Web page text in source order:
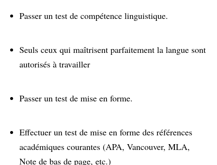
Passer un test de compétence linguistique.
Seuls ceux qui maîtrisent parfaitement la langue sont
autorisés à travailler
Passer un test de mise en forme.
Effectuer un test de mise en forme des références
académiques courantes (APA, Vancouver, MLA,
Note de bas de page, etc.)